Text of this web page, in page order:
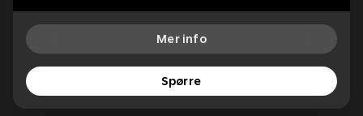
Mer info
Spørre